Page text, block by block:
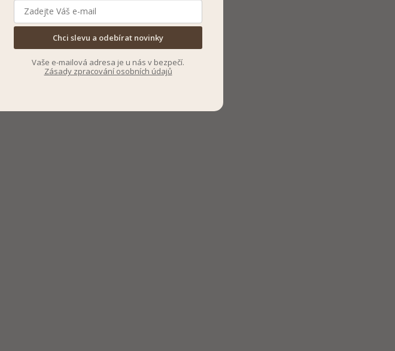
Chci slevu a odebírat novinky
Vaše e-mailová adresa je u nás v bezpečí.
Zásady zpracování osobních údajů